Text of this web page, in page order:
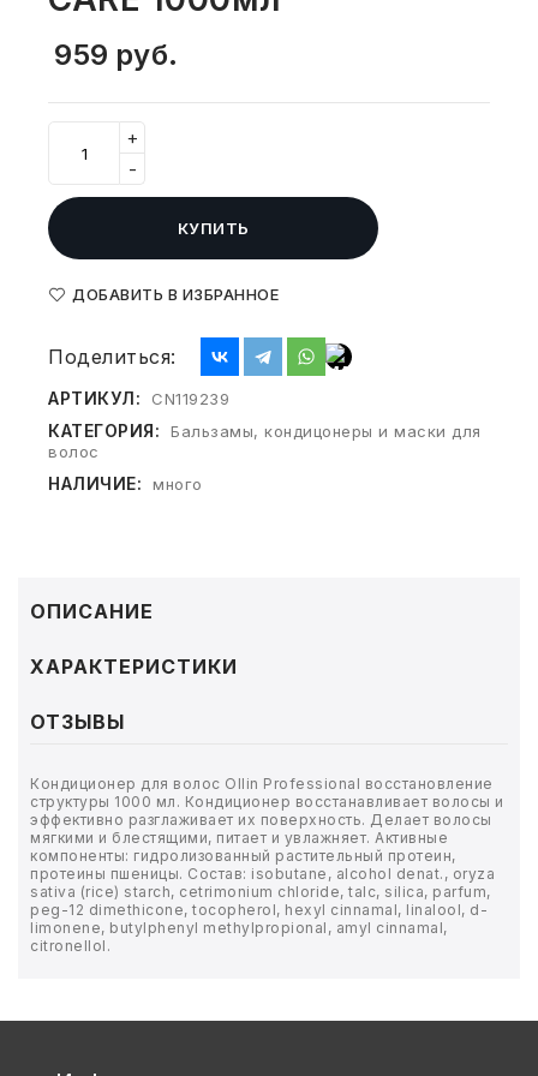
ХОЗТОВАРЫ И ХИМИЯ
ШКОЛА И ТВОРЧЕСТВО
МЕБЕЛЬ
МЕБЕЛЬ
МЕДИЦИНСКИЕ ТОВАРЫ
СРЕДСТВА ИНДИВИД. ЗАЩИТЫ
(СИЗ)
РАБОЧАЯ ОДЕЖДА И СИЗ
ДОМ И САД
ОФИС
ШКОЛА
ТЕХНИКА ДЛЯ ОФИСА
ПРОДУКТЫ ПИТАНИЯ
УПАКОВКА
РАЗВИВАЮЩЕЕ ОБОРУДОВАНИЕ
959 руб.
+
-
КУПИТЬ
ДОБАВИТЬ В ИЗБРАННОЕ
Поделиться:
АРТИКУЛ: CN119239
КАТЕГОРИЯ:
Бальзамы, кондицонеры и маски для
волос
НАЛИЧИЕ: много
ОПИСАНИЕ
ХАРАКТЕРИСТИКИ
ОТЗЫВЫ
Кондиционер для волос Ollin Professional восстановление
структуры 1000 мл. Кондиционер восстанавливает волосы и
эффективно разглаживает их поверхность. Делает волосы
мягкими и блестящими, питает и увлажняет. Активные
компоненты: гидролизованный растительный протеин,
протеины пшеницы. Состав: isobutane, alcohol denat., oryza
sativa (rice) starch, cetrimonium chloride, talc, silica, parfum,
peg-12 dimethicone, tocopherol, hexyl cinnamal, linalool, d-
limonene, butylphenyl methylpropional, amyl cinnamal,
citronellol.